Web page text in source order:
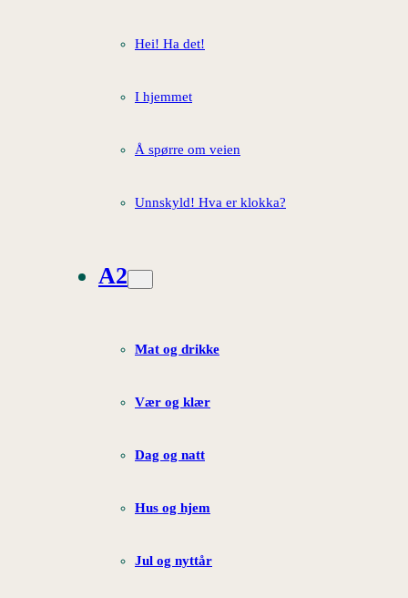
Hei! Ha det!
I hjemmet
Å spørre om veien
Unnskyld! Hva er klokka?
A2
Mat og drikke
Vær og klær
Dag og natt
Hus og hjem
Jul og nyttår